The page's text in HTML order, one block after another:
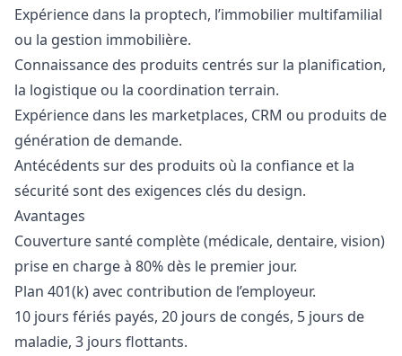
Expérience dans la proptech, l’immobilier multifamilial
ou la gestion immobilière.
Connaissance des produits centrés sur la planification,
la logistique ou la coordination terrain.
Expérience dans les marketplaces, CRM ou produits de
génération de demande.
Antécédents sur des produits où la confiance et la
sécurité sont des exigences clés du design.
Avantages
Couverture santé complète (médicale, dentaire, vision)
prise en charge à 80% dès le premier jour.
Plan 401(k) avec contribution de l’employeur.
10 jours fériés payés, 20 jours de congés, 5 jours de
maladie, 3 jours flottants.